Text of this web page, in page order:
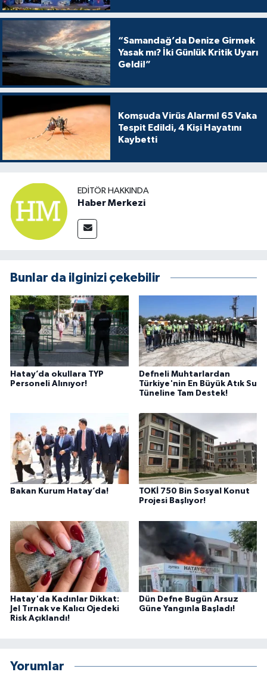
“Samandağ’da Denize Girmek
Yasak mı? İki Günlük Kritik Uyarı
Geldi!”
Komşuda Virüs Alarmı! 65 Vaka
Tespit Edildi, 4 Kişi Hayatını
Kaybetti
EDITÖR HAKKINDA
Haber Merkezi
Bunlar da ilginizi çekebilir
Hatay’da okullara TYP
Personeli Alınıyor!
Defneli Muhtarlardan
Türkiye'nin En Büyük Atık Su
Tüneline Tam Destek!
Bakan Kurum Hatay’da!
TOKİ 750 Bin Sosyal Konut
Projesi Başlıyor!
Hatay'da Kadınlar Dikkat:
Jel Tırnak ve Kalıcı Ojedeki
Risk Açıklandı!
Dün Defne Bugün Arsuz
Güne Yangınla Başladı!
Yorumlar